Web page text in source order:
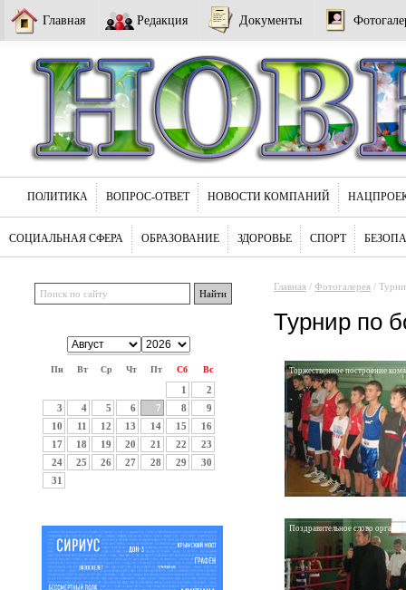
Главная Редакция Документы
ПОЛИТИКА ВОПРОС-ОТВЕТ НОВОСТИ КОМПАНИЙ
СОЦИАЛЬНАЯ СФЕРА ОБРАЗОВАНИЕ ЗДОРОВЬЕ СПОРТ
Пн Вт Ср Чт Пт Сб Вс
1
2
3
4 5 6 7 8
9
10
11 12 13 14 15
16
17
18 19 20 21 22
23
24
25 26 27 28 29
30
31
Главная / Фотогалерея /
Турнир по
Торжественное построение
Поздравительное слово